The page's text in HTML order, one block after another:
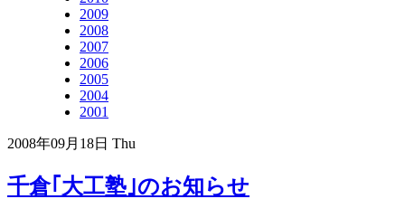
2009
2008
2007
2006
2005
2004
2001
2008年09月18日 Thu
千倉｢大工塾｣のお知らせ